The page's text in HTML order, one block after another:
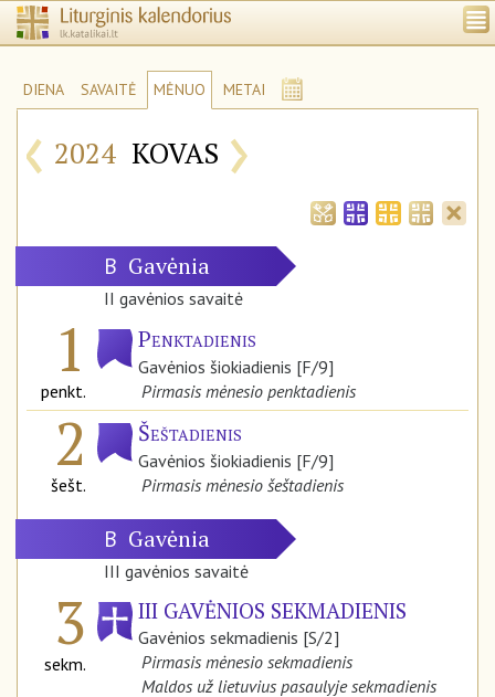
DIENA SAVAITĖ MĖNUO METAI
‹ 2024 KOVAS ›
B Gavėnia
II gavėnios savaitė
1
penkt.
Penktadienis
Gavėnios šiokiadienis [F/9]
Pirmasis mėnesio penktadienis
2
šešt.
Šeštadienis
Gavėnios šiokiadienis [F/9]
Pirmasis mėnesio šeštadienis
B Gavėnia
III gavėnios savaitė
3
sekm.
III GAVĖNIOS SEKMADIENIS
Gavėnios sekmadienis [S/2]
Pirmasis mėnesio sekmadienis
Maldos už lietuvius pasaulyje sekmadienis